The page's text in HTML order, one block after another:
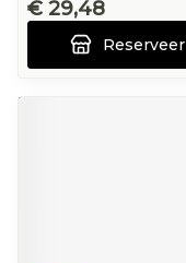
€ 29,48
Reserveer